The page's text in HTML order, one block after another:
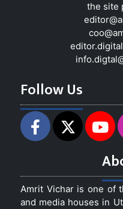
the site
Follow Us
Amrit Vichar is one of
and media houses in